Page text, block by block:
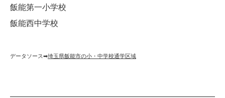
飯能第一小学校
飯能西中学校
データソース➡︎埼玉県飯能市の小・中学校通学区域